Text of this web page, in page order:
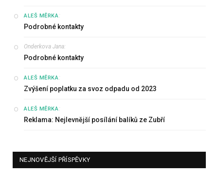
ALEŠ MĚRKA:
Podrobné kontakty
Onderkova Jana:
Podrobné kontakty
ALEŠ MĚRKA:
Zvýšení poplatku za svoz odpadu od 2023
ALEŠ MĚRKA:
Reklama: Nejlevnější posílání balíků ze Zubří
NEJNOVĚJŠÍ PŘÍSPĚVKY